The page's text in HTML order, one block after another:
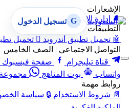
الإشعارات
🔔 إدارة الإشعارات
التطبيقات
🤖 تحميل تطبيق أندرويد  تحميل
التواصل الاجتماعي | الصف الخامس
قناة تيليجرام
صفحة فيسبوك
واتساب
بوت المناهج
روابط مهمة
📄 شروط الاستخدام 🔒 سياسة
G تسجيل الدخول